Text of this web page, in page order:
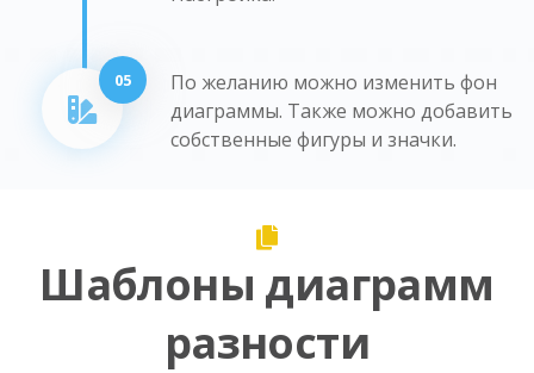
05
По желанию можно изменить фон
диаграммы. Также можно добавить
собственные фигуры и значки.
Шаблоны диаграмм
разности